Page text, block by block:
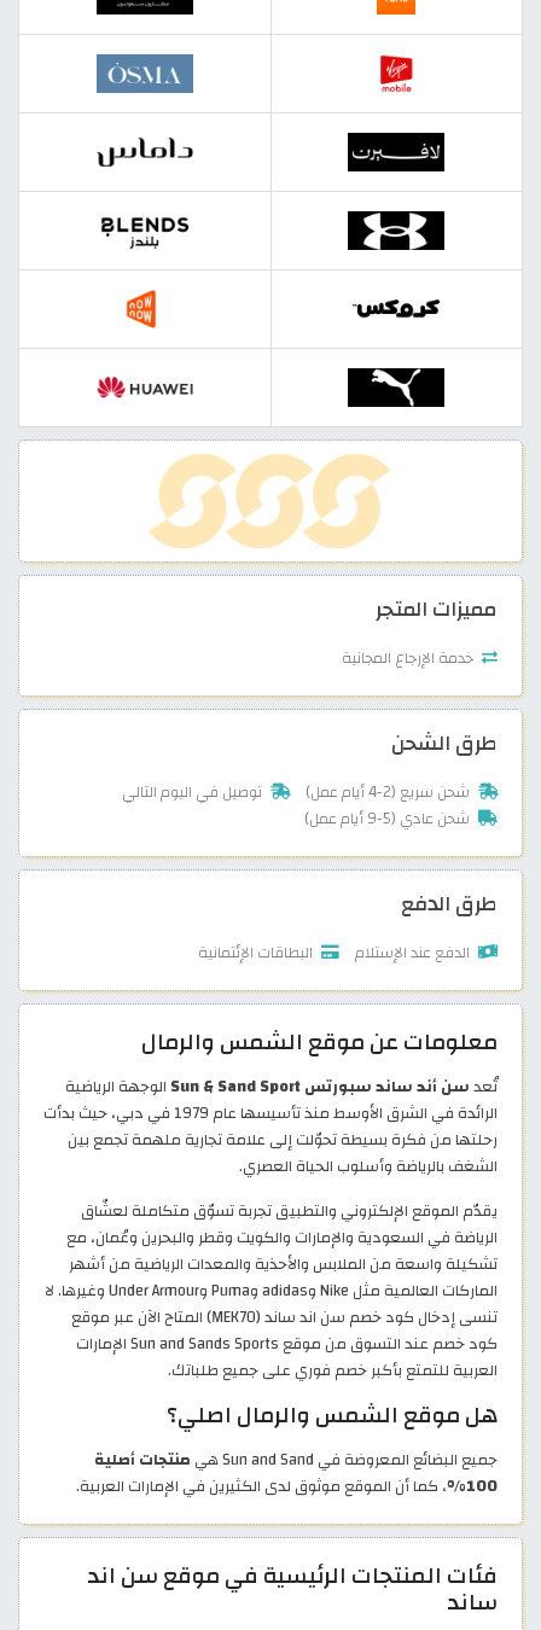
مميزات المتجر
خدمة الإرجاع المجانية
طرق الشحن
شحن سريع (2-4 أيام عمل)
توصيل في اليوم التالي
شحن عادي (5-9 أيام عمل)
طرق الدفع
الدفع عند الإستلام البطاقات الإئتمانية
معلومات عن موقع الشمس والرمال
تُعدسن أند ساند سبورتس Sun & Sand Sport
الوجهة الرياضية
الرائدة في الشرق الأوسط منذ تأسيسها عام 1979 في دبي، حيث بدأت
رحلتها من فكرة بسيطة تحوّلت إلى علامة تجارية ملهمة تجمع بين
الشغف بالرياضة وأسلوب الحياة العصري.
يقدّم الموقع الإلكتروني والتطبيق تجربة تسوّق متكاملة لعشّاق
الرياضة في السعودية والإمارات والكويت وقطر والبحرين وعُمان، مع
تشكيلة واسعة من الملابس والأحذية والمعدات الرياضية من أشهر
الماركات العالمية مثل Nike وadidas وPuma وUnder Armour وغيرها. لا
تنسى إدخال كود خصم سن اند ساند (MEK70) المتاح الآن عبر موقع
كود خصم عند التسوق من موقع Sun and Sands Sports الإمارات
العربية للتمتع بأكبر خصم فوري على جميع طلباتك. ​
هل موقع الشمس والرمال اصلي؟
جميع البضائع المعروضة في Sun and Sand هي
منتجات أصلية
100%
، كما أن الموقع موثوق لدى الكثيرين في الإمارات العربية.
فئات المنتجات الرئيسية في موقع سن اند
ساند